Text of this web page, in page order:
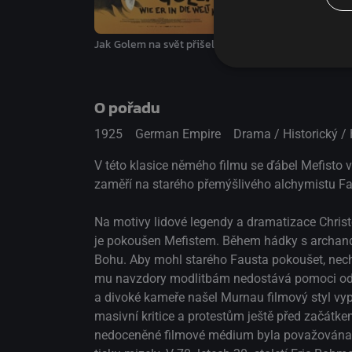
dílo a dodnes je považováno za klasiku
historie.
Jak Golem na svět přišel
O pořadu
1925 German Empire Drama / Historický /
V této klasice němého filmu se ďábel Mefisto
zaměří na starého přemýšlivého alchymistu
Na motivy lidové legendy a dramatizace
je pokoušen Mefistem. Během hádky s
Bohu. Aby mohl starého Fausta pokoušet,
mu navzdory modlitbám nedostává pomoci
a divoké kameře našel Murnau filmový styl
masivní kritice a protestům ještě před
nedoceněné filmové médium byla